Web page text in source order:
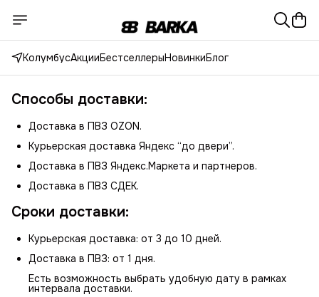
КолумбусАкцииБестселлерыНовинкиБлог
Способы доставки:
Доставка в ПВЗ OZON.
Курьерская доставка Яндекс “до двери”.
Доставка в ПВЗ Яндекс.Маркета и партнеров.
Доставка в ПВЗ СДЕК.
Сроки доставки:
Курьерская доставка: от 3 до 10 дней.
Доставка в ПВЗ: от 1 дня.
Есть возможность выбрать удобную дату в рамках
интервала доставки.